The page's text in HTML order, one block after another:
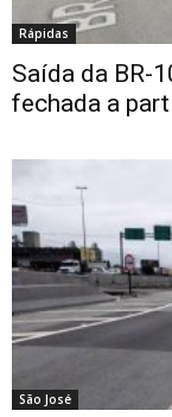
Rápidas
Saída da BR-
fechada a
São José